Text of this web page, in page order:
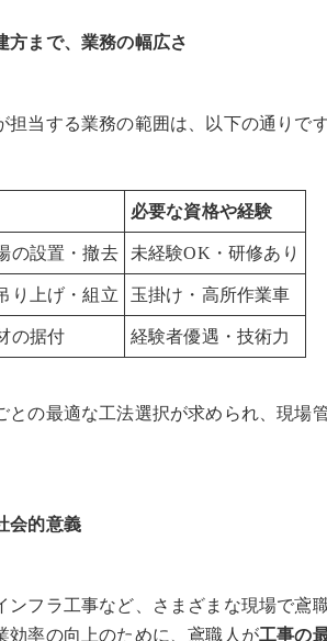
方まで、業務の幅広さ
当する業務の範囲は、以下の通りです
必要な資格や経験
の設置・撤去 未経験OK・研修あり
り上げ・組立 玉掛け・高所作業車
の据付 経験者優遇・技術力
との最適な工法選択が求められ、現場
会的意義
ンフラ工事など、さまざまな現場で鳶
効率の向上のために、鳶職人が工事の